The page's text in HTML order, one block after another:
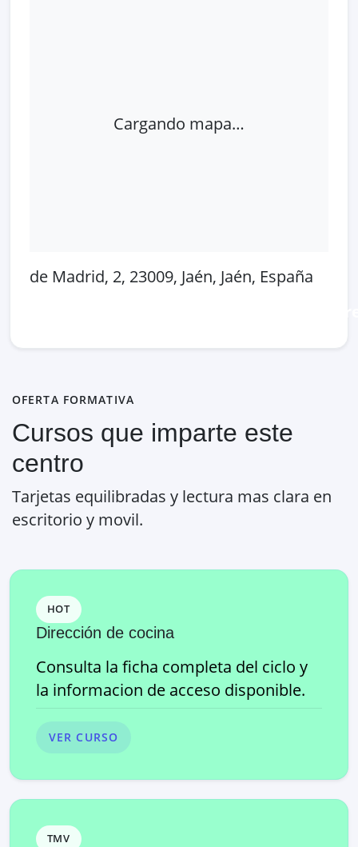
Cargando mapa…
de Madrid, 2, 23009, Jaén, Jaén, España
OFERTA FORMATIVA
Cursos que imparte este
centro
Tarjetas equilibradas y lectura mas clara en
escritorio y movil.
HOT
Dirección de cocina
Consulta la ficha completa del ciclo y
la informacion de acceso disponible.
VER CURSO
TMV